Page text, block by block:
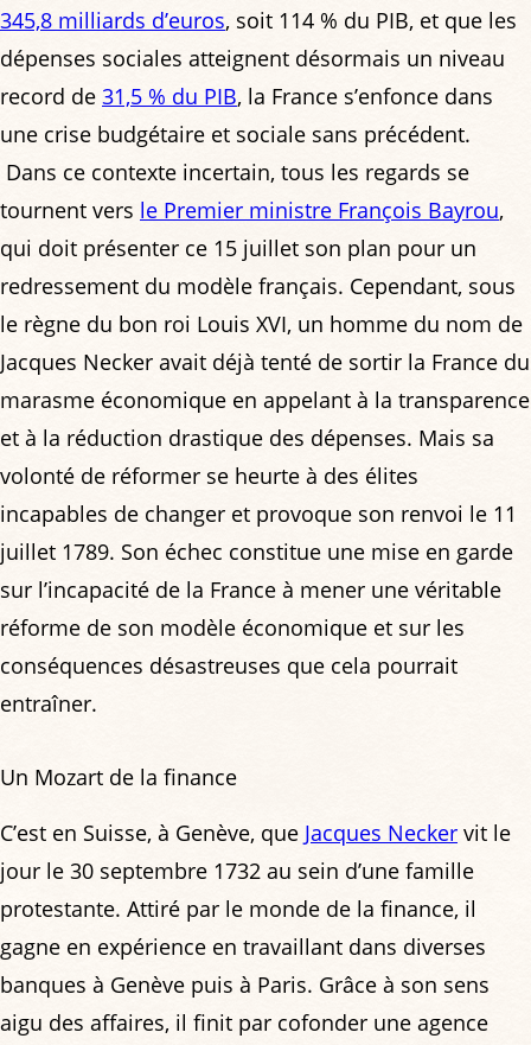
345,8 milliards d’euros, soit 114 % du PIB, et que les
dépenses sociales atteignent désormais un niveau
record de 31,5 % du PIB, la France s’enfonce dans
une crise budgétaire et sociale sans précédent.
Dans ce contexte incertain, tous les regards se
tournent vers le Premier ministre François Bayrou,
qui doit présenter ce 15 juillet son plan pour un
redressement du modèle français. Cependant, sous
le règne du bon roi Louis XVI, un homme du nom de
Jacques Necker avait déjà tenté de sortir la France du
marasme économique en appelant à la transparence
et à la réduction drastique des dépenses. Mais sa
volonté de réformer se heurte à des élites
incapables de changer et provoque son renvoi le 11
juillet 1789. Son échec constitue une mise en garde
sur l’incapacité de la France à mener une véritable
réforme de son modèle économique et sur les
conséquences désastreuses que cela pourrait
entraîner.
Un Mozart de la finance
C’est en Suisse, à Genève, que Jacques Necker vit le
jour le 30 septembre 1732 au sein d’une famille
protestante. Attiré par le monde de la finance, il
gagne en expérience en travaillant dans diverses
banques à Genève puis à Paris. Grâce à son sens
aigu des affaires, il finit par cofonder une agence